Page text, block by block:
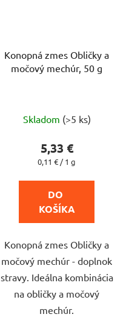
Konopná zmes Obličky a
močový mechúr, 50 g
hodnotenie
produktu
je
z
5
hviezdičiek.
Skladom (>5 ks)
5,33 €
Jednotková
0,11 € / 1 g
DO
KOŠÍKA
Konopná zmes Obličky a
močový mechúr - doplnok
stravy. Ideálna kombinácia
na obličky a močový
mechúr.